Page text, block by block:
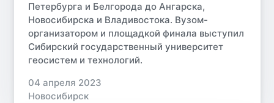
Петербурга и Белгорода до Ангарска,
Новосибирска и Владивостока. Вузом-
организатором и площадкой финала выступил
Сибирский государственный университет
геосистем и технологий.
04 апреля 2023
Новосибирск